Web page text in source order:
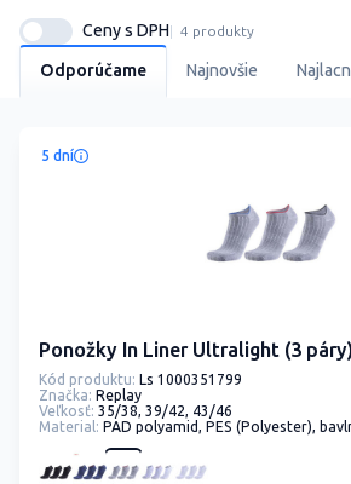
Odporúčame Najnovšie
Ceny s DPH 4 produkty
5 dní
Ponožky In Liner Ultralight (3 páry)
Kód produktu: Ls 1000351799
Značka: Replay
Veľkosť: 35/38, 39/42, 43/46
Material: PAD polyamid, PES (Polyester),